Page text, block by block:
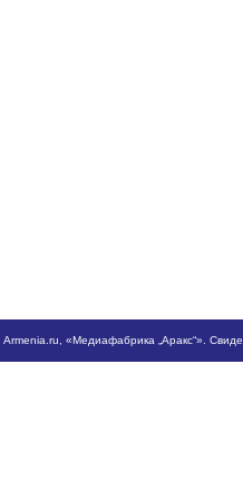
Armenia.ru , «Медиафабрика „Аракс“».